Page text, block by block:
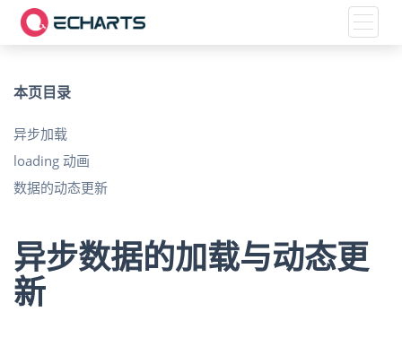
本页目录
异步加载
loading 动画
数据的动态更新
异步数据的加载与动态更
新